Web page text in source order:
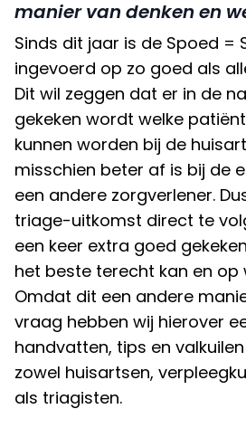
manier van denken en
Sinds dit jaar is de Spoed =
ingevoerd op zo goed als
Dit wil zeggen dat er in de
gekeken wordt welke
kunnen worden bij de
misschien beter af is bij de
een andere zorgverlener.
triage-uitkomst direct te
een keer extra goed
het beste terecht kan en op
Omdat dit een andere
vraag hebben wij hierover
handvatten, tips en
zowel huisartsen,
als triagisten.